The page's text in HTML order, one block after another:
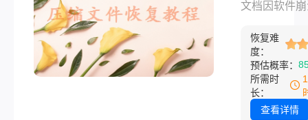
数据安全。
恢复策略，
具体的操作
复数据？5
复数据！
文档因软件
闭按钮导致
内容丢失时
心跳是否漏
拍？那么
关闭了怎么
恢复难
度：
预估概率：
所需时
长：
查看详情